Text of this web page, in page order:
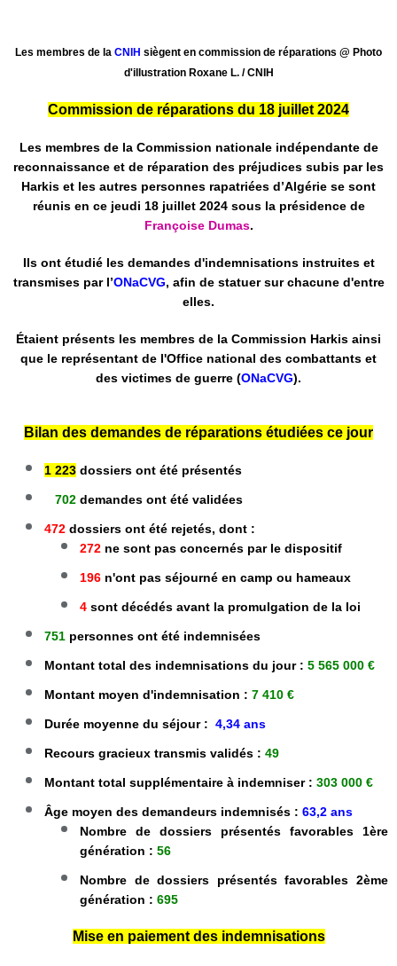
Les membres de la CNIH siègent en commission de réparations @ Photo
d'illustration Roxane L. / CNIH
Commission de réparations du 18 juillet 2024
Les membres de la Commission nationale indépendante de
reconnaissance et de réparation des préjudices subis par les
Harkis et les autres personnes rapatriées d’Algérie se sont
réunis en ce jeudi 18 juillet 2024 sous la présidence de
Françoise Dumas.
Ils ont étudié les demandes d'indemnisations instruites et
transmises par l’ONaCVG, afin de statuer sur chacune d'entre
elles.
Étaient présents les membres de la Commission Harkis ainsi
que le représentant de l'Office national des combattants et
des victimes de guerre (ONaCVG).
Bilan des demandes de réparations étudiées ce jour
1 223 dossiers ont été présentés
702 demandes ont été validées
472 dossiers ont été rejetés, dont :
272 ne sont pas concernés par le dispositif
196 n'ont pas séjourné en camp ou hameaux
4 sont décédés avant la promulgation de la loi
751 personnes ont été indemnisées
Montant total des indemnisations du jour : 5 565 000 €
Montant moyen d'indemnisation : 7 410 €
Durée moyenne du séjour : 4,34 ans
Recours gracieux transmis validés : 49
Montant total supplémentaire à indemniser : 303 000 €
Âge moyen des demandeurs indemnisés : 63,2 ans
Nombre de dossiers présentés favorables 1ère
génération : 56
Nombre de dossiers présentés favorables 2ème
génération : 695
Mise en paiement des indemnisations